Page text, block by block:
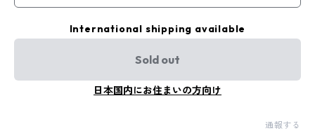
International shipping available
Sold out
日本国内にお住まいの方向け
通報する